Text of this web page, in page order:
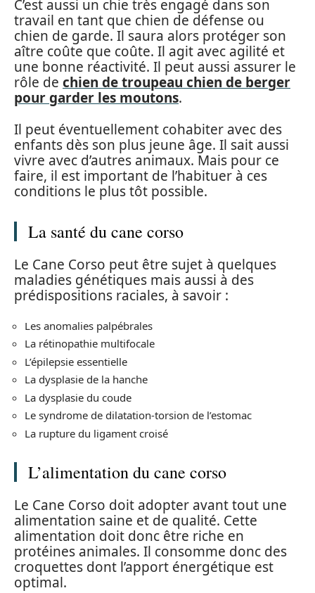
C’est aussi un chie très engagé dans son
travail en tant que chien de défense ou
chien de garde. Il saura alors protéger son
aître coûte que coûte. Il agit avec agilité et
une bonne réactivité. Il peut aussi assurer le
rôle de chien de troupeau chien de berger
pour garder les moutons.
Il peut éventuellement cohabiter avec des
enfants dès son plus jeune âge. Il sait aussi
vivre avec d’autres animaux. Mais pour ce
faire, il est important de l’habituer à ces
conditions le plus tôt possible.
La santé du cane corso
Le Cane Corso peut être sujet à quelques
maladies génétiques mais aussi à des
prédispositions raciales, à savoir :
Les anomalies palpébrales
La rétinopathie multifocale
L’épilepsie essentielle
La dysplasie de la hanche
La dysplasie du coude
Le syndrome de dilatation-torsion de l’estomac
La rupture du ligament croisé
L’alimentation du cane corso
Le Cane Corso doit adopter avant tout une
alimentation saine et de qualité. Cette
alimentation doit donc être riche en
protéines animales. Il consomme donc des
croquettes dont l’apport énergétique est
optimal.